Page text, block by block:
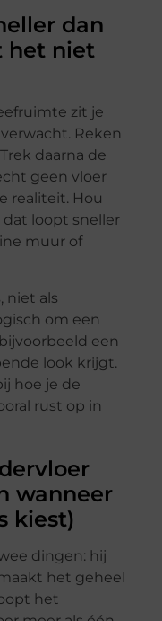
dan
het niet
zit je
Reken
daarna de
geen vloer
realiteit. Hou
loopt sneller
muur of
niet als
om een
een
look krijgt.
hoe je de
rust op in
wanneer
kiest)
dingen: hij
het geheel
het